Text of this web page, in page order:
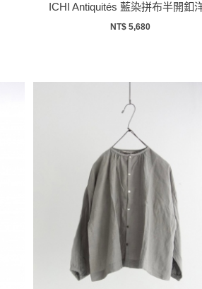
ICHI Antiquités 藍染拼布半開釦
NT$ 5,680